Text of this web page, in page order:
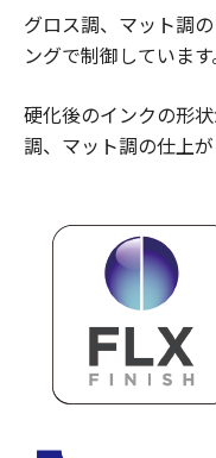
グロス調、マット調
ングで制御しています
硬化後のインクの形
調、マット調の仕上が